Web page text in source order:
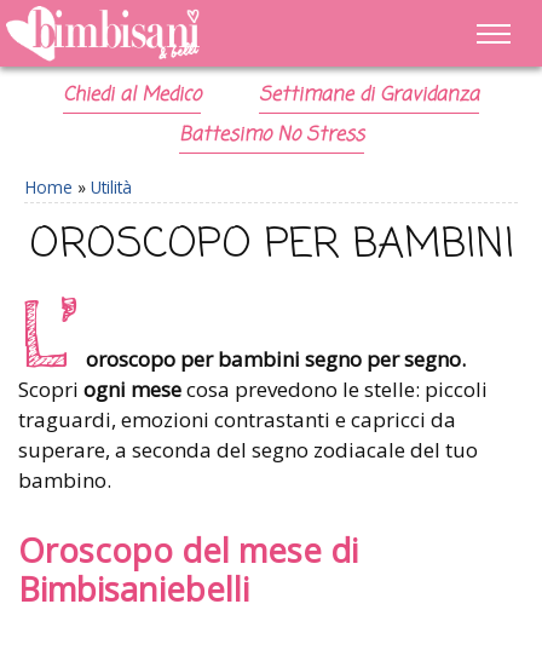
Chiedi al Medico
Settimane di Gravidanza
Battesimo No Stress
Home » Utilità
OROSCOPO PER BAMBINI
L’ oroscopo per bambini segno per segno.
Scopri ogni mesecosa prevedono le stelle: piccoli
traguardi, emozioni contrastanti e capricci da
superare, a seconda del segno zodiacale del tuo
bambino.
Oroscopo del mese di
Bimbisaniebelli